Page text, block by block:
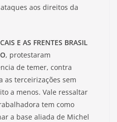
aos direitos da
E AS FRENTES BRASIL
, protestaram
de temer, contra
terceirizações sem
a menos. Vale ressaltar
tem como
a base aliada de Michel